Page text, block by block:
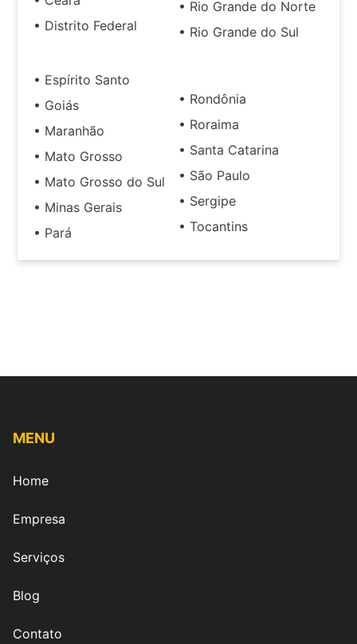
• Distrito Federal
• Espírito Santo
• Goiás
• Maranhão
• Mato Grosso
• Mato Grosso do Sul
• Minas Gerais
• Pará
• Rio Grande do Norte
• Rio Grande do Sul
• Rondônia
• Roraima
• Santa Catarina
• São Paulo
• Sergipe
• Tocantins
MENU
Home
Empresa
Serviços
Blog
Contato